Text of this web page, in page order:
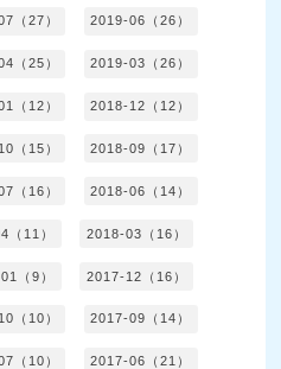
（27） 2019-06（26）
（25） 2019-03（26）
（12） 2018-12（12）
（15） 2018-09（17）
（16） 2018-06（14）
（11） 2018-03（16）
（9） 2017-12（16）
（10） 2017-09（14）
（10） 2017-06（21）